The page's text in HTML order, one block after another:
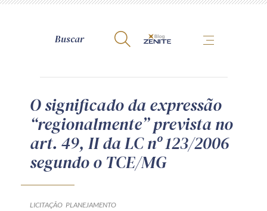
A Zênite
Como publicar conosco
Site da Zênite
Contato
O significado da expressão
“regionalmente” prevista no
art. 49, II da LC nº 123/2006
segundo o TCE/MG
LICITAÇÃO PLANEJAMENTO